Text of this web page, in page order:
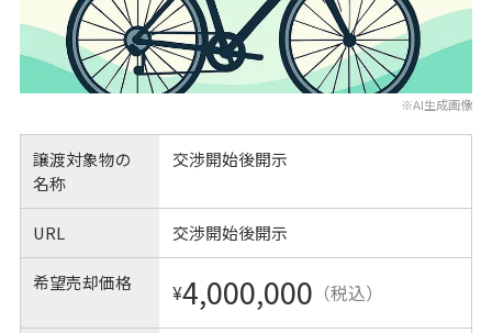
※AI生成画像
譲渡対象物の
名称
交渉開始後開示
URL 交渉開始後開示
希望売却価格 ¥4,000,000 （税込）